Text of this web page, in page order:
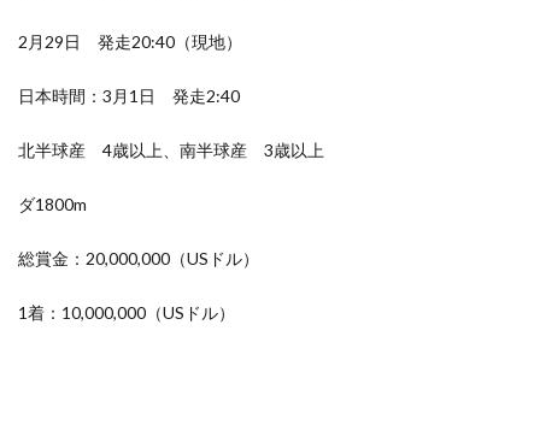
2月29日 発走20:40（現地）
日本時間：3月1日 発走2:40
北半球産 4歳以上、南半球産 3歳以上
ダ1800m
総賞金：20,000,000（USドル）
1着：10,000,000（USドル）